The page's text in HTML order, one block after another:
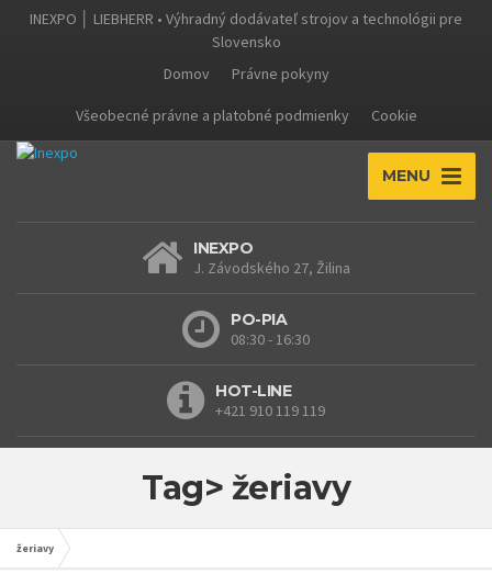
INEXPO │ LIEBHERR • Výhradný dodávateľ strojov a technológii pre
Slovensko
Domov
Právne pokyny
Všeobecné právne a platobné podmienky Cookie
MENU
INEXPO
J. Závodského 27, Žilina
PO-PIA
08:30 - 16:30
HOT-LINE
+421 910 119 119
Tag> žeriavy
žeriavy